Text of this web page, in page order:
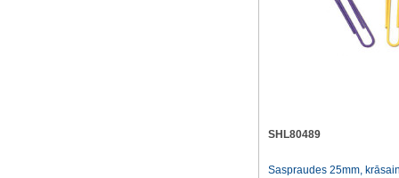
SHL80489
Saspraudes 25mm,